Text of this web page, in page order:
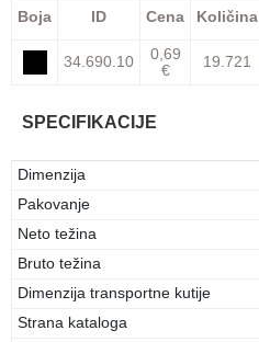
Boja ID Cena Količina
34.690.10
0,69
€
19.721
SPECIFIKACIJE
Dimenzija
Pakovanje
Neto težina
Bruto težina
Dimenzija transportne kutije
Strana kataloga